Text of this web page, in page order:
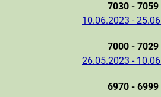
7030 - 7059
10.06.2023 -
7000 - 7029
26.05.2023 -
6970 - 6999